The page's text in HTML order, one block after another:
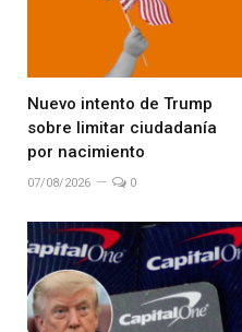
Nuevo intento de Trump
sobre limitar ciudadanía
por nacimiento
07/08/2026 0